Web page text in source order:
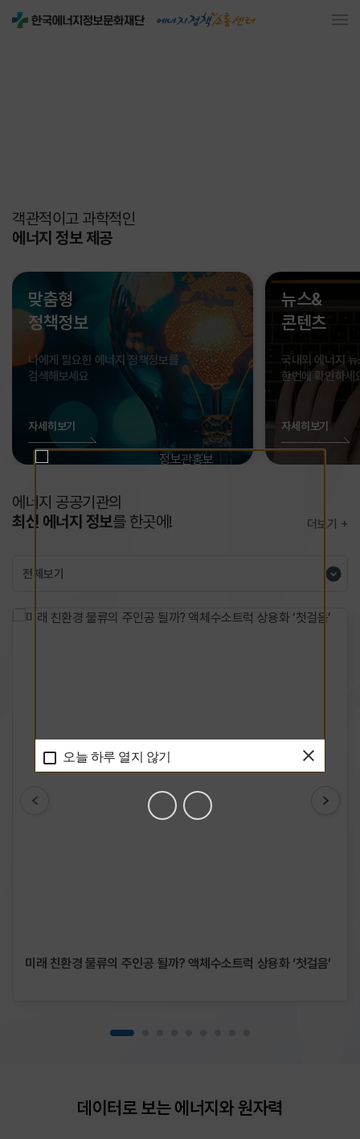
오늘 하루 열지 않기
객관적이고 과학적인
에너지 정보 제공
맞춤형
정책정보
나에게 필요한 에너지 정책정보를
검색해보세요
자세히보기
뉴스&
콘텐츠
국내외 에너지
한번에 확인하세
자세히보기
에너지 공공기관의
최신 에너지 정보를 한곳에!
에서는
(Enter)
클릭시
선택됩니다.
확인가능합니다.
더보기
미래 친환경 물류의 주인공 될까? 액체수소트럭 상용화 ‘첫걸음’
데이터로 보는에너지와원자력